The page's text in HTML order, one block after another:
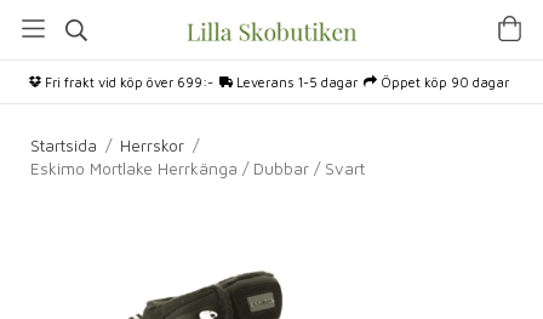
Fri frakt vid köp över 699:- Leverans 1-5 dagar Öppet köp 90 dagar
Startsida / Herrskor /
Eskimo Mortlake Herrkänga / Dubbar / Svart